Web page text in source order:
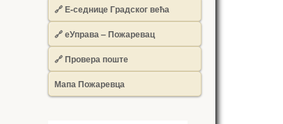
🔗 Е-седнице Градског већа
🔗 еУправа – Пожаревац
🔗 Провера поште
Мапа Пожаревца